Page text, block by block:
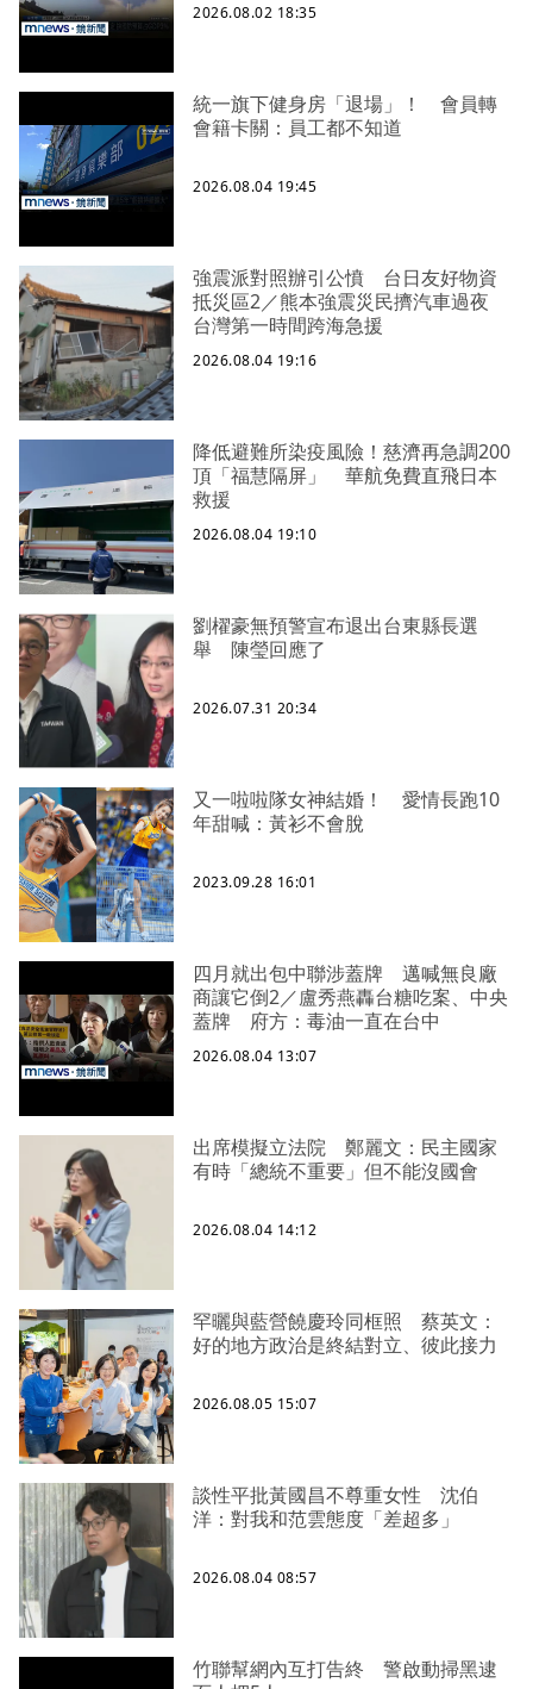
2026.08.02 18:35
統一旗下健身房「退場」！ 會員轉
會籍卡關：員工都不知道
2026.08.04 19:45
強震派對照辦引公憤 台日友好物資
抵災區2／熊本強震災民擠汽車過夜
台灣第一時間跨海急援
2026.08.04 19:16
降低避難所染疫風險！慈濟再急調200
頂「福慧隔屏」 華航免費直飛日本
救援
2026.08.04 19:10
劉櫂豪無預警宣布退出台東縣長選
舉 陳瑩回應了
2026.07.31 20:34
又一啦啦隊女神結婚！ 愛情長跑10
年甜喊：黃衫不會脫
2023.09.28 16:01
四月就出包中聯涉蓋牌 邁喊無良廠
商讓它倒2／盧秀燕轟台糖吃案、中央
蓋牌 府方：毒油一直在台中
2026.08.04 13:07
出席模擬立法院 鄭麗文：民主國家
有時「總統不重要」但不能沒國會
2026.08.04 14:12
罕曬與藍營饒慶玲同框照 蔡英文：
好的地方政治是終結對立、彼此接力
2026.08.05 15:07
談性平批黃國昌不尊重女性 沈伯
洋：對我和范雲態度「差超多」
2026.08.04 08:57
竹聯幫網內互打告終 警啟動掃黑逮